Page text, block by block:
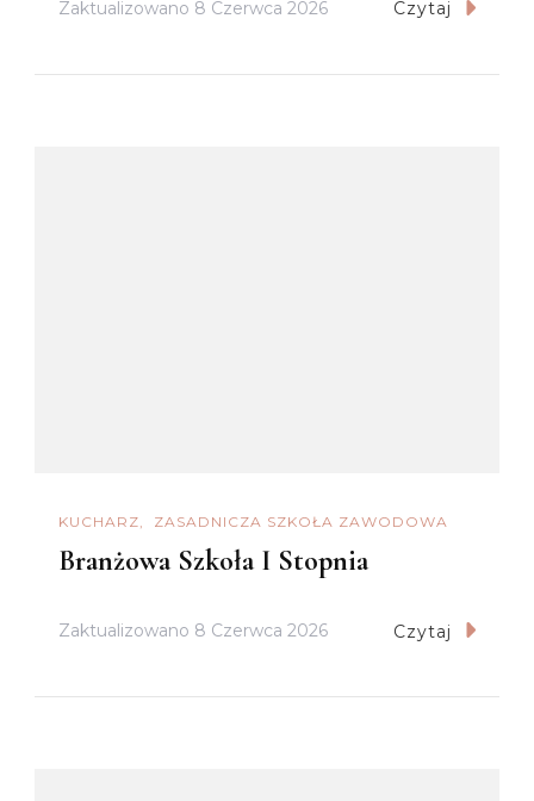
Zaktualizowano 8 Czerwca 2026 Czytaj
KUCHARZ ZASADNICZA SZKOŁA ZAWODOWA
Branżowa Szkoła I Stopnia
Zaktualizowano 8 Czerwca 2026 Czytaj